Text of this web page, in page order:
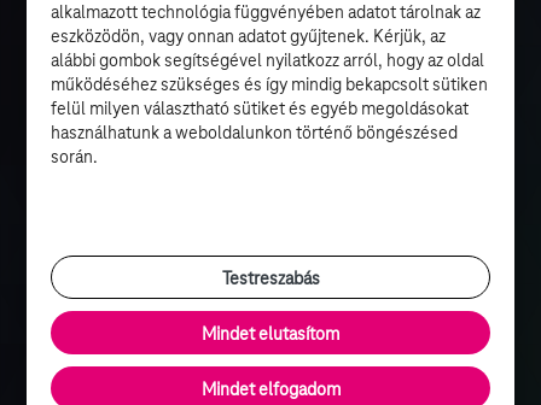
alkalmazott technológia függvényében adatot tárolnak az
eszközödön, vagy onnan adatot gyűjtenek. Kérjük, az
alábbi gombok segítségével nyilatkozz arról, hogy az oldal
működéséhez szükséges és így mindig bekapcsolt sütiken
felül milyen választható sütiket és egyéb megoldásokat
használhatunk a weboldalunkon történő böngészésed
során.
Testreszabás
Mindet elutasítom
Mindet elfogadom